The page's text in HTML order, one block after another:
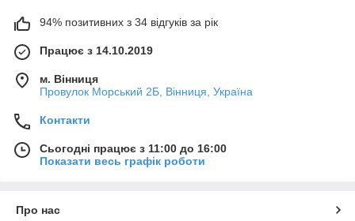
94% позитивних з 34 відгуків за рік
Працює з 14.10.2019
м. Вінниця
Провулок Морський 2Б, Вінниця, Україна
Контакти
Сьогодні працює з 11:00 до 16:00
Показати весь графік роботи
Про нас